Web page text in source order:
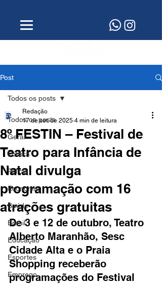
Post
Todos os posts
Geral
Política
Polícia
Economia
Saúde
Brasil
Educação
Esportes
Emprego
Todos os posts
8º FESTIN – Festival de
Teatro para Infância de
Natal divulga
programação com 16
atrações gratuitas
Redação
17 de set. de 2025 4 min de leitura
De 3 e 12 de outubro, Teatro
Alberto Maranhão, Sesc
Cidade Alta e o Praia
Shopping receberão
programações do Festival